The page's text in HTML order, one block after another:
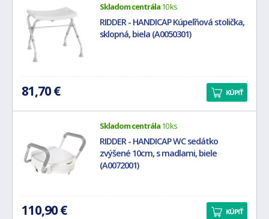
Skladom centrála10 ks
RIDDER - HANDICAP Kúpeľňová stolička,
sklopná, biela (A0050301)
81,70 € KÚPIŤ
Skladom centrála10 ks
RIDDER - HANDICAP WC sedátko
zvýšené 10cm, s madlami, biele
(A0072001)
110,90 € KÚPIŤ